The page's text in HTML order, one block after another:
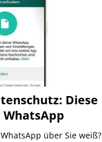
Diese
über Sie weiß?